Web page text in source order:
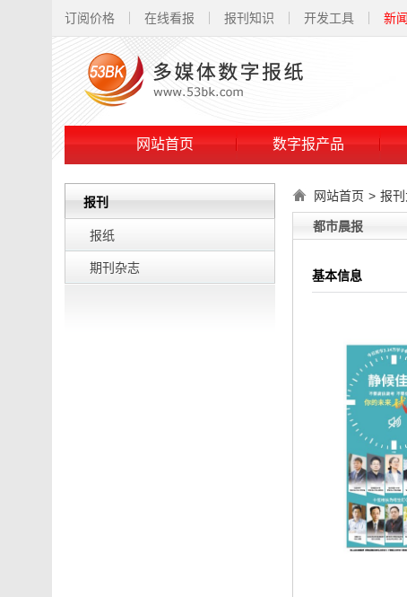
订阅价格 在线看报 报刊知识 开发工具 新
网站首页 数字报产品
报刊
报纸
期刊杂志
网站首页 > 报
都市晨报
基本信息